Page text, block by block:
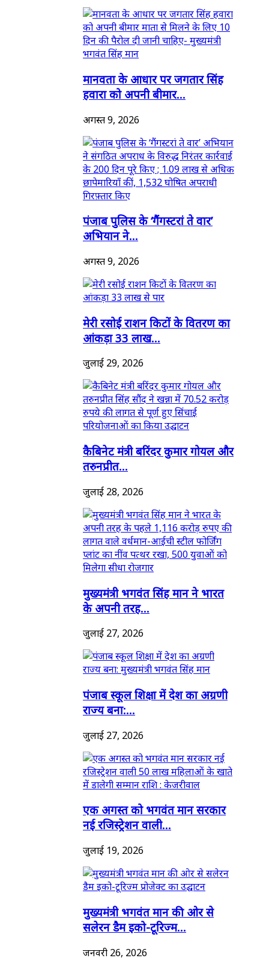
मानवता के आधार पर जगतार सिंह
हवारा को अपनी बीमार...
अगस्त 9, 2026
पंजाब पुलिस के ‘गैंगस्टरां ते वार’
अभियान ने...
अगस्त 9, 2026
मेरी रसोई राशन किटों के वितरण का
आंकड़ा 33 लाख...
जुलाई 29, 2026
कैबिनेट मंत्री बरिंदर कुमार गोयल और
तरुनप्रीत...
जुलाई 28, 2026
मुख्यमंत्री भगवंत सिंह मान ने भारत
के अपनी तरह...
जुलाई 27, 2026
पंजाब स्कूल शिक्षा में देश का अग्रणी
राज्य बना:...
जुलाई 27, 2026
एक अगस्त को भगवंत मान सरकार
नई रजिस्ट्रेशन वाली...
जुलाई 19, 2026
मुख्यमंत्री भगवंत मान की ओर से
सलेरन डैम इको-टूरिज्म...
जनवरी 26, 2026